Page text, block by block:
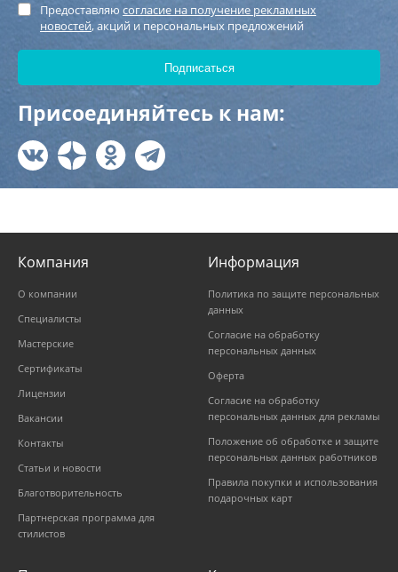
Предоставляю согласие на получение рекламных
новостей, акций и персональных предложений
Присоединяйтесь к нам:
Компания
О компании
Специалисты
Мастерские
Сертификаты
Лицензии
Вакансии
Контакты
Статьи и новости
Благотворительность
Партнерская программа для
стилистов
Информация
Политика по защите персональных
данных
Согласие на обработку
персональных данных
Оферта
Согласие на обработку
персональных данных для рекламы
Положение об обработке и защите
персональных данных работников
Правила покупки и использования
подарочных карт